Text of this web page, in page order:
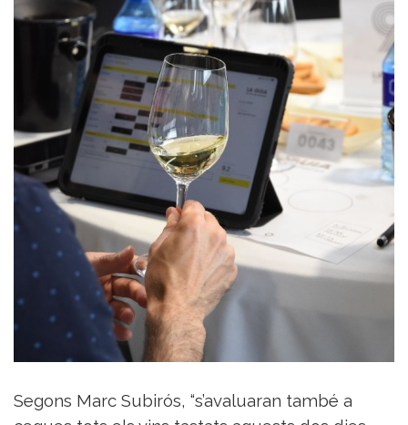
Segons Marc Subirós, “s’avaluaran també a